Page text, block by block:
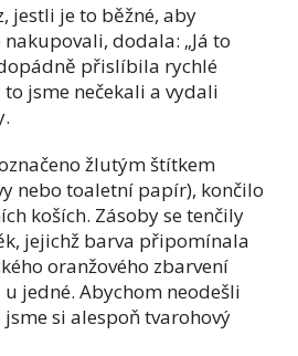
jestli je to běžné, aby
dodala: „Já to
přislíbila rychlé
jsme nečekali a vydali
žlutým štítkem
nebo toaletní papír), končilo
koších. Zásoby se tenčily
jejichž barva připomínala
oranžového zbarvení
jedné. Abychom neodešli
si alespoň tvarohový